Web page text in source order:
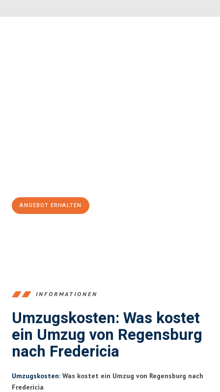
ANGEBOT ERHALTEN
INFORMATIONEN
Umzugskosten: Was kostet
ein Umzug von Regensburg
nach Fredericia
Umzugskosten: Was kostet ein Umzug von Regensburg nach
Fredericia